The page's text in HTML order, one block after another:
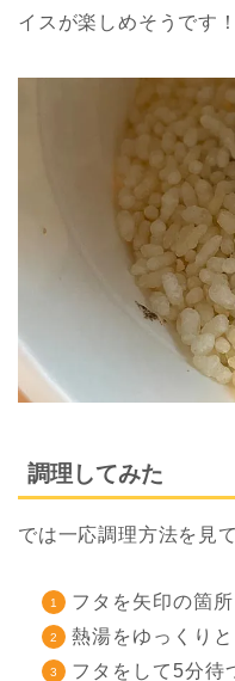
イスが楽しめそうです！
調理してみた
では一応調理方法を見
フタを矢印の箇
熱湯をゆっくり
フタをして5分待